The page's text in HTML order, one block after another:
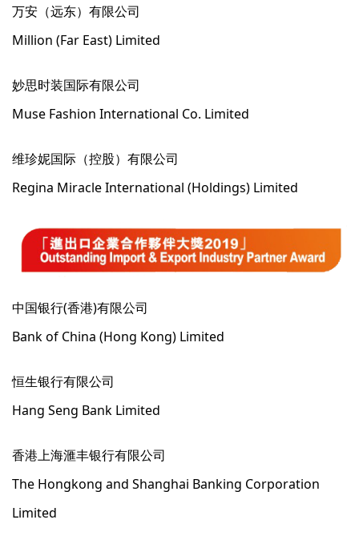
万安（远东）有限公司
Million (Far East) Limited
妙思时装国际有限公司
Muse Fashion International Co. Limited
维珍妮国际（控股）有限公司
Regina Miracle International (Holdings) Limited
中国银行(香港)有限公司
Bank of China (Hong Kong) Limited
恒生银行有限公司
Hang Seng Bank Limited
香港上海滙丰银行有限公司
The Hongkong and Shanghai Banking Corporation
Limited